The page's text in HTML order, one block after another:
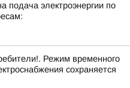
подача электроэнергии по
Режим временного
сохраняется